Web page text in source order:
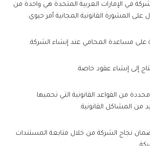
في الإمارات العربية المتحدة هي واحدة من
المشورة القانونية المجانية أمر حيوي.
مساعدة المحامي عند إنشاء الشركة.
إلى إنشاء عقود خاصة.
من القواعد القانونية التي تحميها
من المشاكل القانونية.
نجاح الشركة من خلال متابعة المستندات